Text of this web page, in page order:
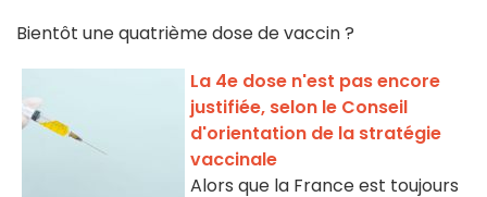
Bientôt une quatrième dose de vaccin ?
La 4e dose n'est pas encore
justifiée, selon le Conseil
d'orientation de la stratégie
vaccinale
Alors que la France est toujours